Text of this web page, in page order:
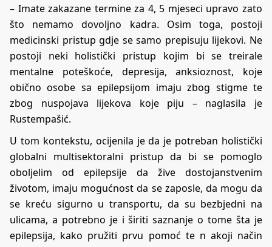
– Imate zakazane termine za 4, 5 mjeseci upravo zato
što nemamo dovoljno kadra. Osim toga, postoji
medicinski pristup gdje se samo prepisuju lijekovi. Ne
postoji neki holistički pristup kojim bi se treirale
mentalne poteškoće, depresija, anksioznost, koje
obično osobe sa epilepsijom imaju zbog stigme te
zbog nuspojava lijekova koje piju – naglasila je
Rustempašić.
U tom kontekstu, ocijenila je da je potreban holistički
globalni multisektoralni pristup da bi se pomoglo
oboljelim od epilepsije da žive dostojanstvenim
životom, imaju mogućnost da se zaposle, da mogu da
se kreću sigurno u transportu, da su bezbjedni na
ulicama, a potrebno je i širiti saznanje o tome šta je
epilepsija, kako pružiti prvu pomoć te n akoji način